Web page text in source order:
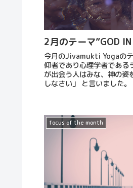
2月のテーマ”GOD
今月のJivamukti Yogaの
仰者であり心理学者である
が出会う人はみな、神の姿
しなさい」 と言いました。
focus of the month